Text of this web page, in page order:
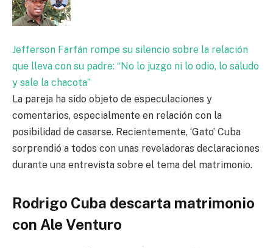
Jefferson Farfán rompe su silencio sobre la relación
que lleva con su padre: “No lo juzgo ni lo odio, lo saludo
y sale la chacota”
La pareja ha sido objeto de especulaciones y
comentarios, especialmente en relación con la
posibilidad de casarse. Recientemente, ‘Gato’ Cuba
sorprendió a todos con unas reveladoras declaraciones
durante una entrevista sobre el tema del matrimonio.
Rodrigo Cuba descarta matrimonio
con Ale Venturo